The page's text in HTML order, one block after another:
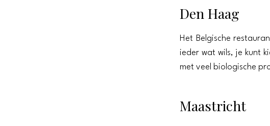
Den Haag
Het Belgische
ieder wat wils, je kunt
met veel biologische
Maastricht